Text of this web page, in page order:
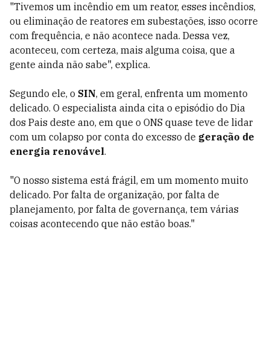
"Tivemos um incêndio em um reator, esses incêndios,
ou eliminação de reatores em subestações, isso ocorre
com frequência, e não acontece nada. Dessa vez,
aconteceu, com certeza, mais alguma coisa, que a
gente ainda não sabe", explica.
Segundo ele, o SIN, em geral, enfrenta um momento
delicado. O especialista ainda cita o episódio do Dia
dos Pais deste ano, em que o ONS quase teve de lidar
com um colapso por conta do excesso de geração de
energia renovável.
"O nosso sistema está frágil, em um momento muito
delicado. Por falta de organização, por falta de
planejamento, por falta de governança, tem várias
coisas acontecendo que não estão boas."